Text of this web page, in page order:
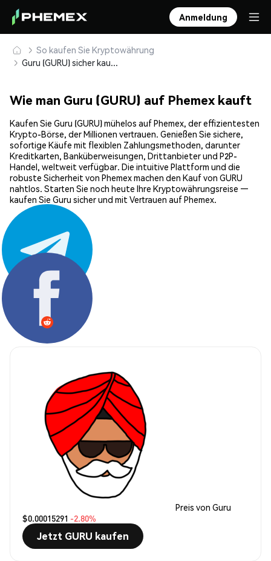
Anmeldung
So kaufen Sie Kryptowährung
Guru (GURU) sicher kaufen und speichern
Wie man Guru (GURU) auf Phemex kauft
Kaufen Sie Guru (GURU) mühelos auf Phemex, der effizientesten
Krypto-Börse, der Millionen vertrauen. Genießen Sie sichere,
sofortige Käufe mit flexiblen Zahlungsmethoden, darunter
Kreditkarten, Banküberweisungen, Drittanbieter und P2P-
Handel, weltweit verfügbar. Die intuitive Plattform und die
robuste Sicherheit von Phemex machen den Kauf von GURU
nahtlos. Starten Sie noch heute Ihre Kryptowährungsreise —
kaufen Sie Guru sicher und mit Vertrauen auf Phemex.
Teilen:
Preis von Guru
$0.00015291 -2.80%
Jetzt GURU kaufen